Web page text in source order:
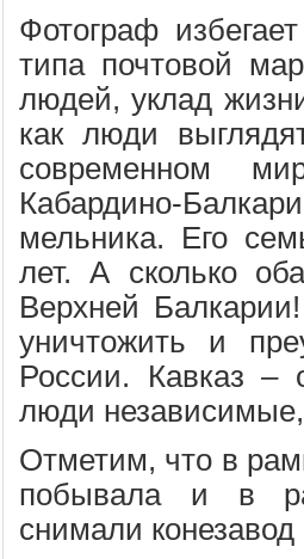
Фотограф
типа почтовой
людей, уклад
как люди
современном
Кабардино-
мельника. Его
лет. А сколько
Верхней
уничтожить и
России. Кавказ –
люди
Отметим, что в
побывала и в
снимали